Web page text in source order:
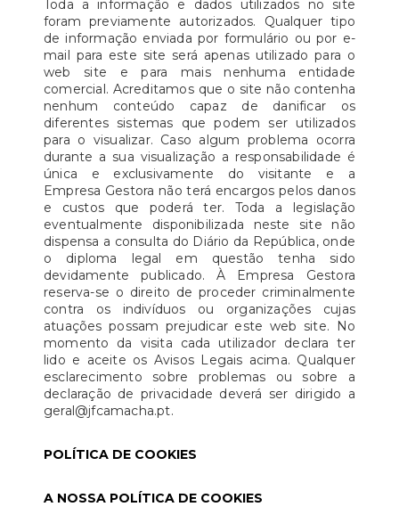
Toda a informação e dados utilizados no site
foram previamente autorizados. Qualquer tipo
de informação enviada por formulário ou por e-
mail para este site será apenas utilizado para o
web site e para mais nenhuma entidade
comercial. Acreditamos que o site não contenha
nenhum conteúdo capaz de danificar os
diferentes sistemas que podem ser utilizados
para o visualizar. Caso algum problema ocorra
durante a sua visualização a responsabilidade é
única e exclusivamente do visitante e a
Empresa Gestora não terá encargos pelos danos
e custos que poderá ter. Toda a legislação
eventualmente disponibilizada neste site não
dispensa a consulta do Diário da República, onde
o diploma legal em questão tenha sido
devidamente publicado. À Empresa Gestora
reserva-se o direito de proceder criminalmente
contra os indivíduos ou organizações cujas
atuações possam prejudicar este web site. No
momento da visita cada utilizador declara ter
lido e aceite os Avisos Legais acima. Qualquer
esclarecimento sobre problemas ou sobre a
declaração de privacidade deverá ser dirigido a
geral@jfcamacha.pt.
POLÍTICA DE COOKIES
A NOSSA POLÍTICA DE COOKIES